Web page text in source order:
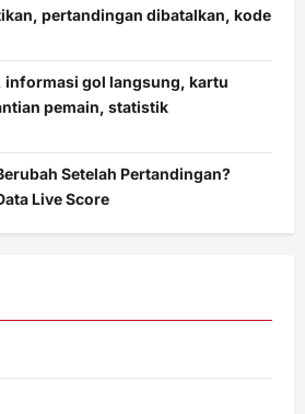
pertandingan dibatalkan, kode
gol langsung, kartu
pemain, statistik
Setelah Pertandingan?
Live Score